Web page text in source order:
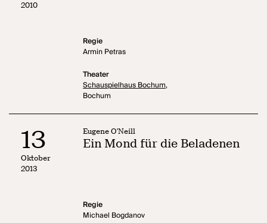
2010
Regie
Armin Petras
Theater
Schauspielhaus Bochum,
Bochum
13
Oktober
2013
Eugene O'Neill
Ein Mond für die Beladenen
Regie
Michael Bogdanov